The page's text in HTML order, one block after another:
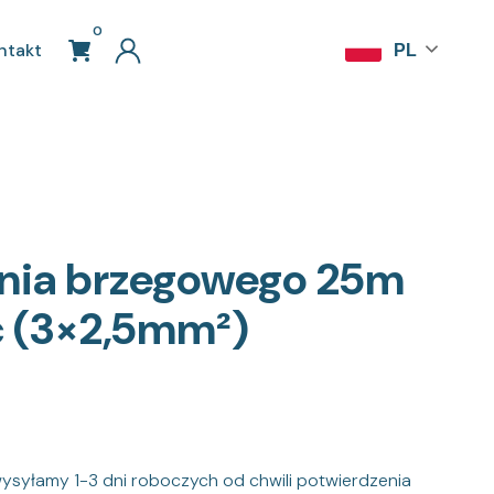
0
PL
brzegowego 25m
1-3 dni roboczych od chwili potwierdzenia